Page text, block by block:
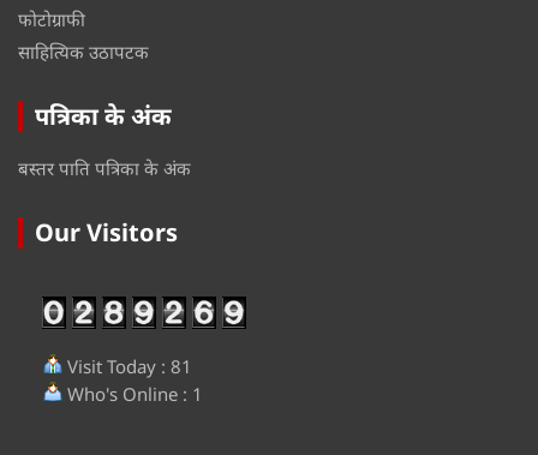
फोटोग्राफी
साहित्यिक उठापटक
पत्रिका के अंक
बस्तर पाति पत्रिका के अंक
Our Visitors
Visit Today : 81
Who's Online : 1